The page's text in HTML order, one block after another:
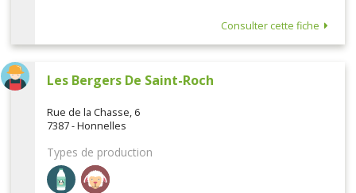
Consulter cette fiche
Les Bergers De Saint-Roch
Rue de la Chasse, 6
7387 - Honnelles
Types de production